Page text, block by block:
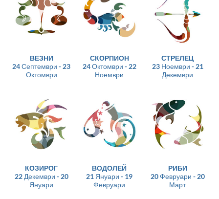
ВЕЗНИ
24 Септември - 23
Октомври
СКОРПИОН
24 Октомври - 22
Ноември
СТРЕЛЕЦ
23 Ноември - 21
Декември
КОЗИРОГ
22 Декември - 20
Януари
ВОДОЛЕЙ
21 Януари - 19
Февруари
РИБИ
20 Февруари - 20
Март